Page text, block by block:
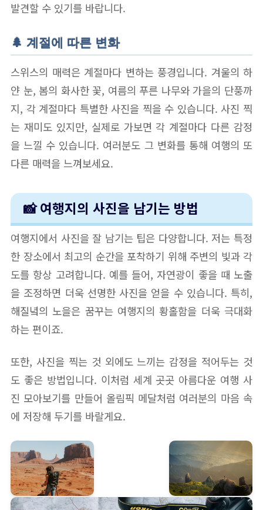
발견할 수 있기를 바랍니다.
🌲 계절에 따른 변화
스위스의 매력은 계절마다 변하는 풍경입니다. 겨울의 하
얀 눈, 봄의 화사한 꽃, 여름의 푸른 나무와 가을의 단풍까
지, 각 계절마다 특별한 사진을 찍을 수 있습니다. 사진 찍
는 재미도 있지만, 실제로 가보면 각 계절마다 다른 감정
을 느낄 수 있습니다. 여러분도 그 변화를 통해 여행의 또
다른 매력을 느껴보세요.
📸 여행지의 사진을 남기는 방법
여행지에서 사진을 잘 남기는 팁은 다양합니다. 저는 특정
한 장소에서 최고의 순간을 포착하기 위해 주변의 빛과 각
도를 항상 고려합니다. 예를 들어, 자연광이 좋을 때 노출
을 조정하면 더욱 선명한 사진을 얻을 수 있습니다. 특히,
해질녘의 노을은 꿈꾸는 여행지의 황홀함을 더욱 극대화
하는 편이죠.
또한, 사진을 찍는 것 외에도 느끼는 감정을 적어두는 것
도 좋은 방법입니다. 이처럼 세계 곳곳 아름다운 여행 사
진 모아보기를 만들어 올림픽 메달처럼 여러분의 마음 속
에 저장해 두기를 바랄게요.